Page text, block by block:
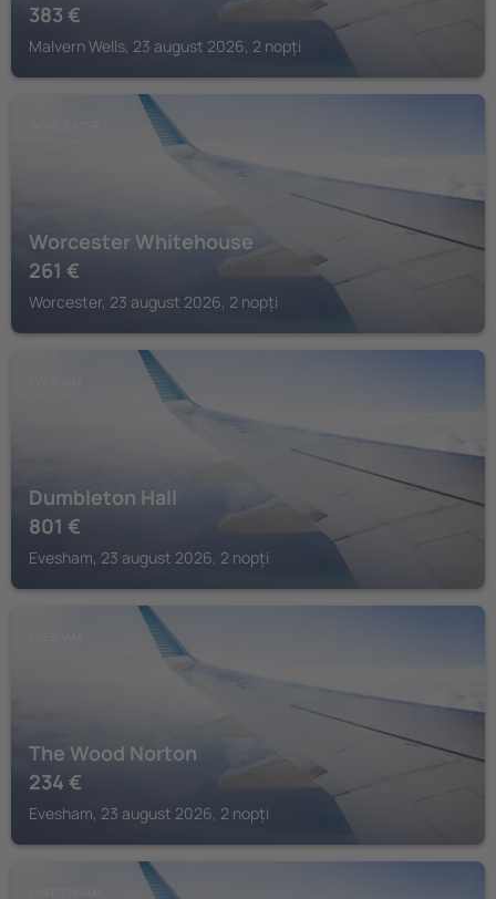
383 €
Malvern Wells, 23 august 2026, 2 nopți
Worcester Whitehouse
261 €
Worcester, 23 august 2026, 2 nopți
Dumbleton Hall
801 €
Evesham, 23 august 2026, 2 nopți
The Wood Norton
234 €
Evesham, 23 august 2026, 2 nopți